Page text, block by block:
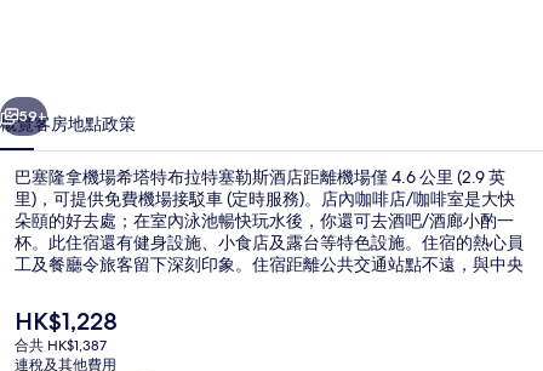
塔
特
布
拉
特
塞
勒
個 下一個
59+
概覽客房地點政策
巴塞隆拿機場希塔特布拉特塞勒斯酒店距離機場僅 4.6 公里 (2.9 英
里)，可提供免費機場接駁車 (定時服務)。店內咖啡店/咖啡室是大快
朵頤的好去處；在室內泳池暢快玩水後，你還可去酒吧/酒廊小酌一
杯。此住宿還有健身設施、小食店及露台等特色設施。住宿的熱心員
工及餐廳令旅客留下深刻印象。住宿距離公共交通站點不遠，與中央
現
價
HK$1,228
HK$1,228
合共 HK$1,387
連稅及其他費用